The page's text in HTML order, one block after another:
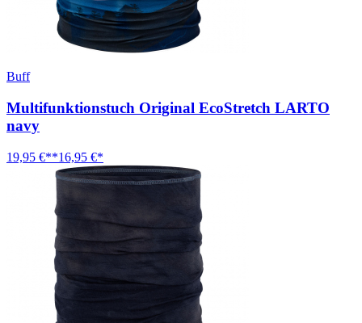
Buff
Multifunktionstuch Original EcoStretch LARTO
navy
19,95 €**16,95 €*